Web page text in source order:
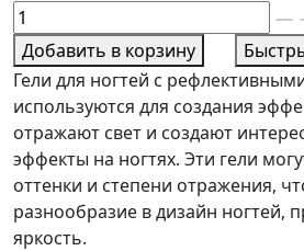
Количество
товара
Гели
опал
рефлектив
серия
Колор
номер
14
Добавить в корзину
Гели для ногтей с
используются для создания
отражают свет и создают
эффекты на ногтях. Эти гели
оттенки и степени отражения,
разнообразие в дизайн ногтей,
яркость.